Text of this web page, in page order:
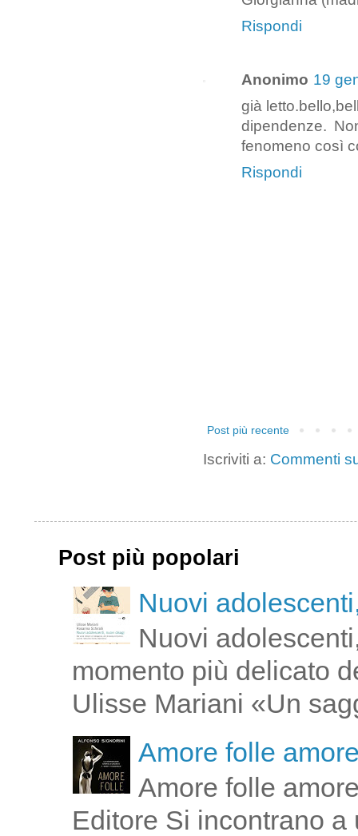
Rispondi
Anonimo 19
già
dipendenze.
fenomeno così
Rispondi
Post più recente
Iscriviti a: Commenti
Post più popolari
Nuovi
Nuovi
momento più delicato
Ulisse Mariani «Un
Amore folle
Amore folle
Editore Si incontrano